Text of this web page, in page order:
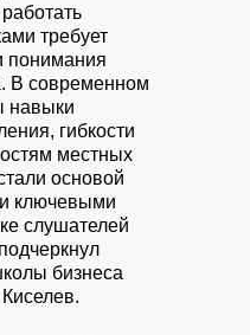
требует
понимания
В современном
навыки
гибкости
местных
основой
ключевыми
слушателей
бизнеса